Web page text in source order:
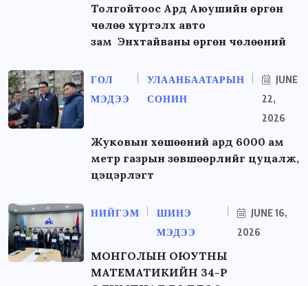
Толгойтоос Ард Аюушийн өргөн
чөлөө хүртэлх авто
зам Энхтайваны өргөн чөлөөний
ГОЛ
МЭДЭЭ
УЛААНБААТАРЫН
СОНИН
JUNE
22,
2026
Жуковын хөшөөний ард 6000 ам
метр газрын зөвшөөрлийг цуцалж,
цэцэрлэгт
НИЙГЭМ
ШИНЭ
МЭДЭЭ
JUNE 16,
2026
МОНГОЛЫН ОЮУТНЫ
МАТЕМАТИКИЙН 34-Р